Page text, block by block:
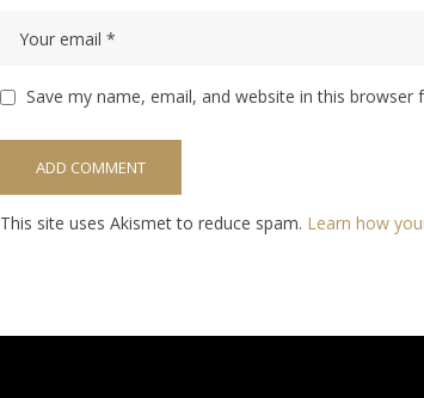
Save my name, email, and website in this
This site uses Akismet to reduce spam. Learn how